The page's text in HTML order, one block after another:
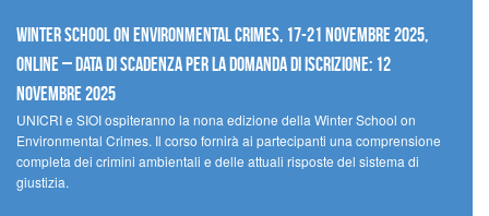
Winter School on Environmental Crimes, 17-21 novembre 2025,
Online – Data di scadenza per la domanda di iscrizione: 12
novembre 2025
UNICRI e SIOI ospiteranno la nona edizione della Winter School on
Environmental Crimes. Il corso fornirà ai partecipanti una comprensione
completa dei crimini ambientali e delle attuali risposte del sistema di
giustizia.